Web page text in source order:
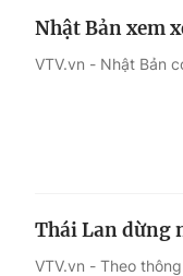
Nhật Bản xem
VTV.vn - Nhật Bản
Thái Lan dừng
VTV.vn - Theo